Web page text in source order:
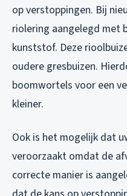
op verstoppingen. Bij
riolering aangelegd met
kunststof. Deze
oudere gresbuizen.
boomwortels voor een
kleiner.
Ook is het mogelijk dat
veroorzaakt omdat de
correcte manier is